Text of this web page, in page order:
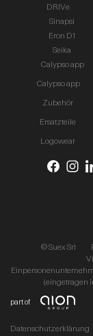
DRIVe
Sinapsi
Eron D1
Seika
Calypso app
Calypso app
Zubehör
Ersatzteile
Logowear
© Suex Srl
(eingetragen
part of
Datenschutzerklärung